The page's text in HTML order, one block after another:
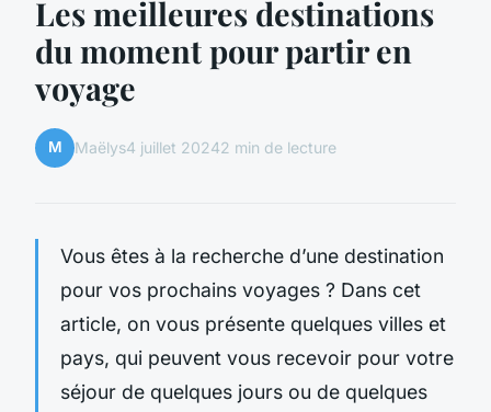
Les meilleures destinations
du moment pour partir en
voyage
M Maëlys4 juillet 20242 min de lecture
Vous êtes à la recherche d’une destination
pour vos prochains voyages ? Dans cet
article, on vous présente quelques villes et
pays, qui peuvent vous recevoir pour votre
séjour de quelques jours ou de quelques